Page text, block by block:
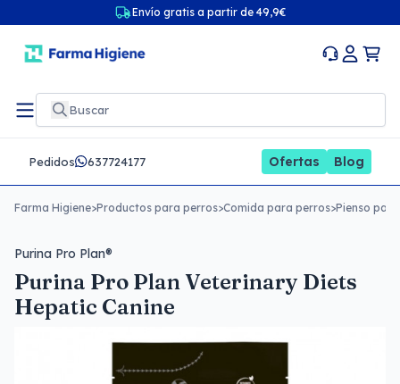
Envío gratis a partir de 49,9€
Pedidos 637724177 Ofertas Blog
Farma Higiene>Productos para perros>Comida para perros>Pienso
Purina Pro Plan®
Purina Pro Plan Veterinary Diets
Hepatic Canine